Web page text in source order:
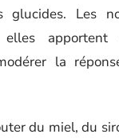
glucides. Les
apportent
la
du miel, du